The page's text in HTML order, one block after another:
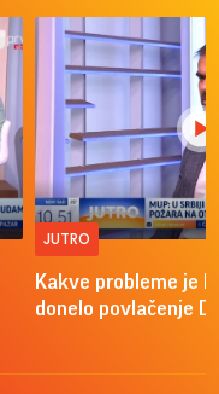
JUTRO
Kakve probleme je
donelo povlačenje